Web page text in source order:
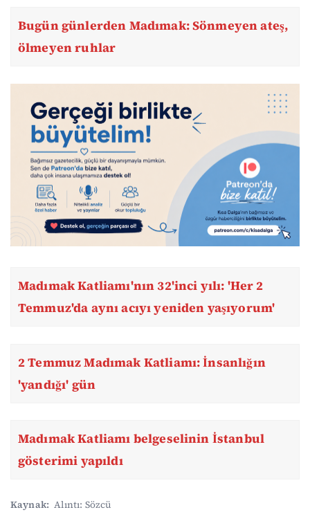
Bugün günlerden Madımak: Sönmeyen ateş,
ölmeyen ruhlar
Madımak Katliamı'nın 32'inci yılı: 'Her 2
Temmuz'da aynı acıyı yeniden yaşıyorum'
2 Temmuz Madımak Katliamı: İnsanlığın
'yandığı' gün
Madımak Katliamı belgeselinin İstanbul
gösterimi yapıldı
Kaynak: Alıntı: Sözcü